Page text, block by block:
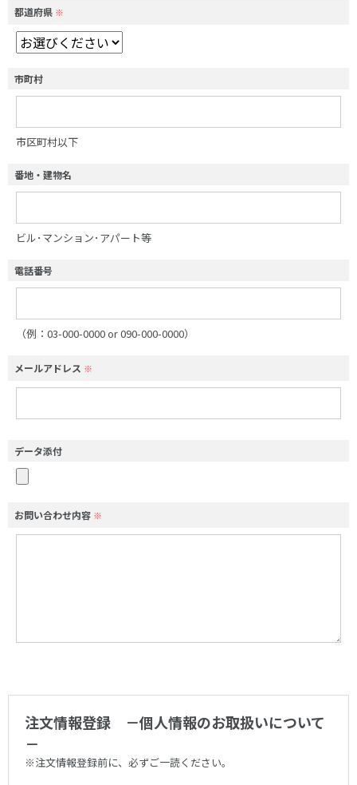
都道府県 ※
市町村
市区町村以下
番地・建物名
ビル･マンション･アパート等
電話番号
（例：03-000-0000 or 090-000-0000）
メールアドレス ※
データ添付
お問い合わせ内容 ※
注文情報登録 －個人情報のお取扱いについて
－
※注文情報登録前に、必ずご一読ください。